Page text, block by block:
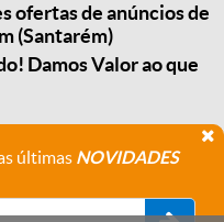
ofertas de anúncios de
(Santarém)
Damos Valor ao que
últimas NOVIDADES